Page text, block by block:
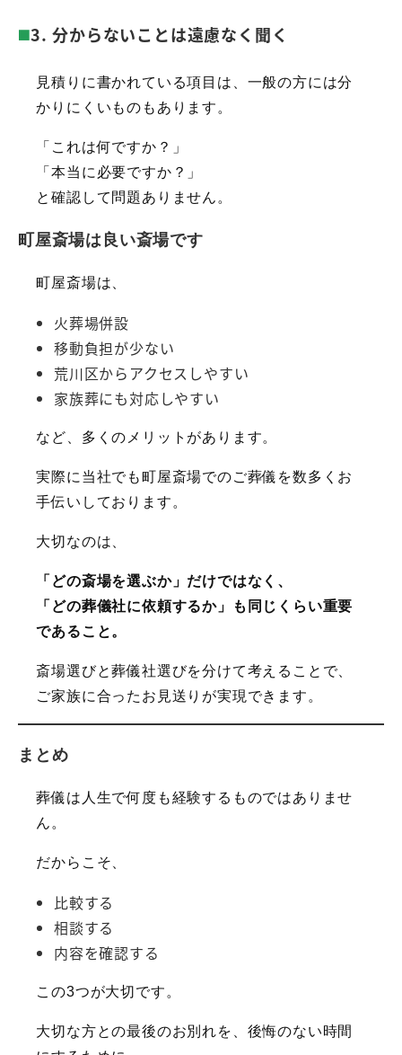
3. 分からないことは遠慮なく聞く
見積りに書かれている項目は、一般の方には分
かりにくいものもあります。
「これは何ですか？」
「本当に必要ですか？」
と確認して問題ありません。
町屋斎場は良い斎場です
町屋斎場は、
火葬場併設
移動負担が少ない
荒川区からアクセスしやすい
家族葬にも対応しやすい
など、多くのメリットがあります。
実際に当社でも町屋斎場でのご葬儀を数多くお
手伝いしております。
大切なのは、
「どの斎場を選ぶか」だけではなく、
「どの葬儀社に依頼するか」も同じくらい重要
であること。
斎場選びと葬儀社選びを分けて考えることで、
ご家族に合ったお見送りが実現できます。
まとめ
葬儀は人生で何度も経験するものではありませ
ん。
だからこそ、
比較する
相談する
内容を確認する
この3つが大切です。
大切な方との最後のお別れを、後悔のない時間